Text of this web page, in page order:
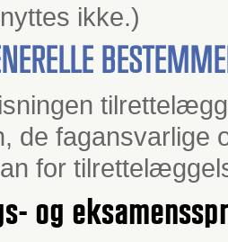
ikke.)
de
for
og